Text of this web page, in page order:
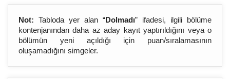
Not: Tabloda yer alan “Dolmadı” ifadesi, ilgili bölüme
kontenjanından daha az aday kayıt yaptırıldığını veya o
bölümün yeni açıldığı için puan/sıralamasının
oluşamadığını simgeler.